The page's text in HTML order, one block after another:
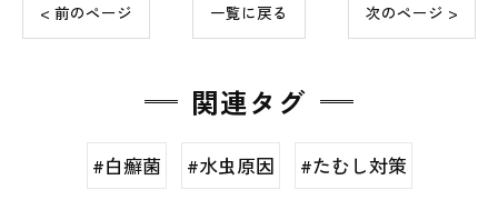
< 前のページ 一覧に戻る 次のページ >
関連タグ
#白癬菌 #水虫原因 #たむし対策